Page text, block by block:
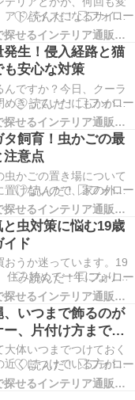
アドバイスになるサイト
ンテリアを何度も変えて
悩み、実は多くの方が
囲気は、私たちの心身に
ち着かない空間では、
いろのくに - 色で探せるインテリア通販サイト
発生！侵入経路と猫
安心な対策
ですか？今日、クーラ
めきっていたにもかかわ
るのです。リビングで
けすぐにたたいて殺して
と・・・３時間ほどで
蚊はどこから入ってく
いろのくに - 色で探せるインテリア通販サイト
飼育！虫かごの最
意点
虫かごの置き場について
置けないので、家の外の
ょうか？また、家の外
下さい。 家の外での虫
は適切か？ カブトムシ
たちの夏の思い出作り
いろのくに - 色で探せるインテリア通販サイト
虫対策に悩む19歳
イド
うか迷っています。19
住み始めて一年になりま
ず北側の部屋で日当た
ししてもかわかないで
いてたれてくるし便利グ
クローゼットの中も湿
いろのくに - 色で探せるインテリア通販サイト
いつまで飾るのが
、片付け方まで徹
体いつまでつけておく
近くにつけている方がい
め縄飾りの撤去時期：地
正月のしめ縄飾り、いつ
いろのくに - 色で探せるインテリア通販サイト